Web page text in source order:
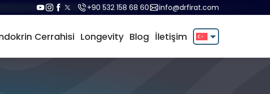
+90 532 158 68 60‬ info@drfirat.com
Cerrahisi Longevity Blog İletişim